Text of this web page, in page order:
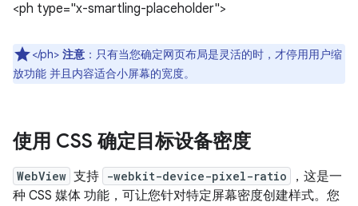
<ph type="x-smartling-placeholder">
</ph> 注意 ：只有当您确定网页布局是灵活的时，才停用用户缩
放功能 并且内容适合小屏幕的宽度。
使用 CSS 确定目标设备密度
WebView 支持 -webkit-device-pixel-ratio
，这是一
种 CSS 媒体 功能，可让您针对特定屏幕密度创建样式。您